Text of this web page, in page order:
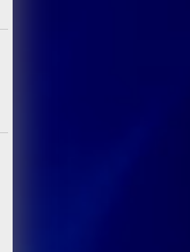
Savior, the peace of